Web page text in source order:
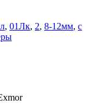
, 01Лк, 2, 8-12мм, с